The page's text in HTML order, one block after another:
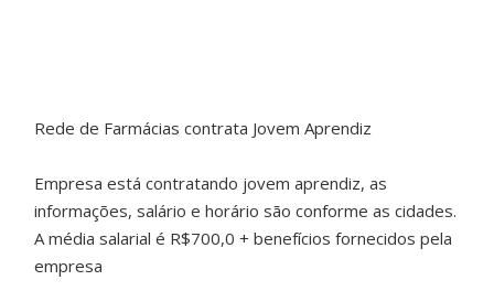
Rede de Farmácias contrata Jovem Aprendiz
Empresa está contratando jovem aprendiz, as
informações, salário e horário são conforme as cidades.
A média salarial é R$700,0 + benefícios fornecidos pela
empresa